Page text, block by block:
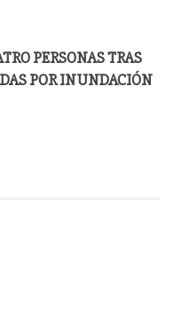
PERSONAS TRAS
POR INUNDACIÓN